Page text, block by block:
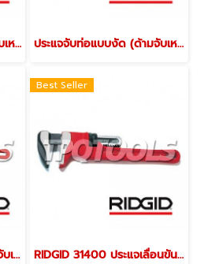
ประแจจับท่อด้ามตรง ด้ามจับเหล็กหล่อ ประแจจับท่อแบบงัด (ด้ามจับเหล็กหล่อ)
ประแจจับแป๊ปปากตรง ด้ามจับเหล็กหล่อ
Best Seller
RIDGID 31400 ประแจเลื่อนขันน็อตขนาด 12 นิ้ว / 200 มม.ใช้กับน็อตขนาด 10-67มม. ด้ามเหล็กหล่อ ริดยิท